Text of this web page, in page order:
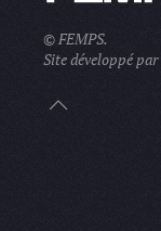
© FEMPS.
Site développé par